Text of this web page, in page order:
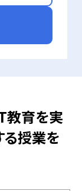
育を実
授業を